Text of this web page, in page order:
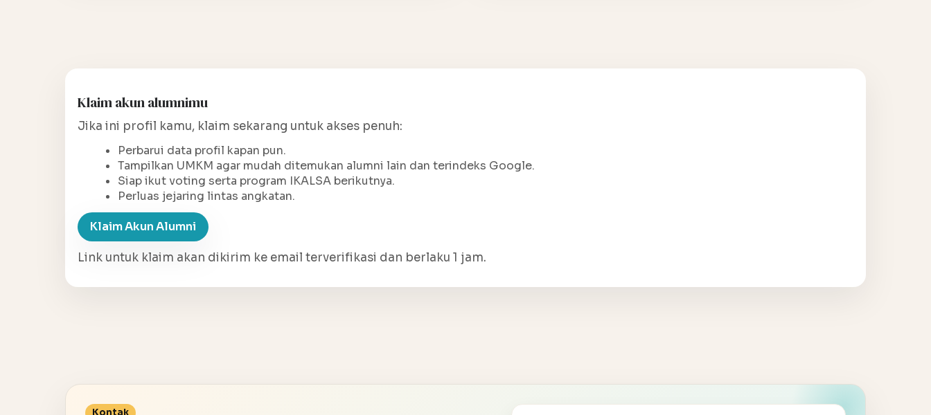
Klaim akun alumnimu
Jika ini profil kamu, klaim sekarang untuk akses penuh:
Perbarui data profil kapan pun.
Tampilkan UMKM agar mudah ditemukan alumni lain dan terindeks Google.
Siap ikut voting serta program IKALSA berikutnya.
Perluas jejaring lintas angkatan.
Klaim Akun Alumni
Link untuk klaim akan dikirim ke email terverifikasi dan berlaku 1 jam.
Kontak